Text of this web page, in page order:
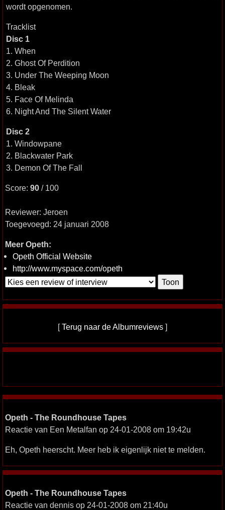
wordt opgenomen.
Tracklist
Disc 1
1. When
2. Ghost Of Perdition
3. Under The Weeping Moon
4. Bleak
5. Face Of Melinda
6. Night And The Silent Water
Disc 2
1. Windowpane
2. Blackwater Park
3. Demon Of The Fall
Score: 90 / 100
Reviewer: Jeroen
Toegevoegd: 24 januari 2008
Meer Opeth:
Opeth Official Website
http://www.myspace.com/opeth
[Terug naar de Albumreviews ]
Opeth - The Roundhouse Tapes
Reactie van Een Metalfan op 24-01-2008 om 19:42u
Eh, Opeth heerscht. Meer heb ik eigenlijk niet te melden.
Opeth - The Roundhouse Tapes
Reactie van dennis op 24-01-2008 om 21:40u